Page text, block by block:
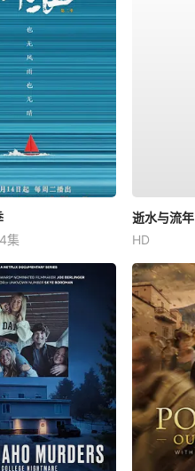
集
逝水与流年
HD